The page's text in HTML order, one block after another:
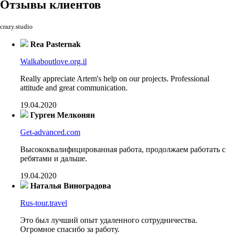
Отзывы клиентов
crazy.studio
Rea Pasternak
Walkaboutlove.org.il
Really appreciate Artem's help on our projects. Professional
attitude and great communication.
19.04.2020
Гурген Мелконян
Get-advanced.com
Высококвалифицированная работа, продолжаем работать с
ребятами и дальше.
19.04.2020
Наталья Виноградова
Rus-tour.travel
Это был лучший опыт удаленного сотрудничества.
Огромное спасибо за работу.